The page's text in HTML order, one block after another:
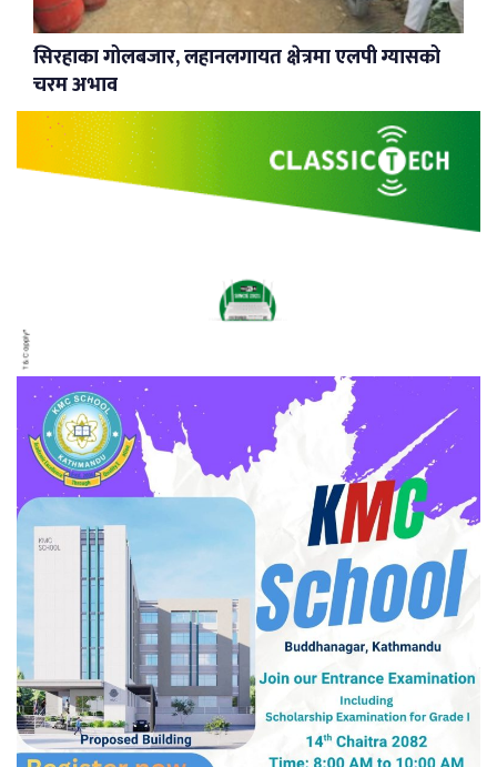
सिरहाका गोलबजार, लहानलगायत क्षेत्रमा एलपी ग्यासको
चरम अभाव